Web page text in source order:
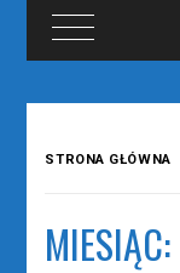
STRONA GŁÓWNA
MIESIĄC: